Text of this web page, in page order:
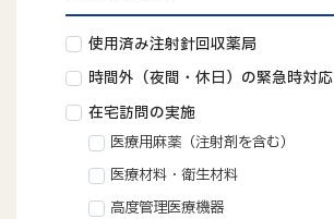
使用済み注射針回収薬局
時間外（夜間・休日）の緊急時対応
在宅訪問の実施
医療用麻薬（注射剤を含む）
医療材料・衛生材料
高度管理医療機器